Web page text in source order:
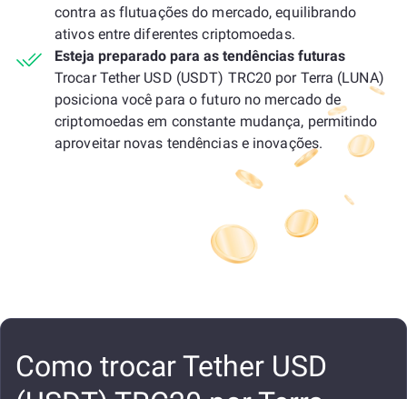
contra as flutuações do mercado, equilibrando
ativos entre diferentes criptomoedas.
Esteja preparado para as tendências futuras
Trocar Tether USD (USDT) TRC20 por Terra (LUNA)
posiciona você para o futuro no mercado de
criptomoedas em constante mudança, permitindo
aproveitar novas tendências e inovações.
Como trocar Tether USD